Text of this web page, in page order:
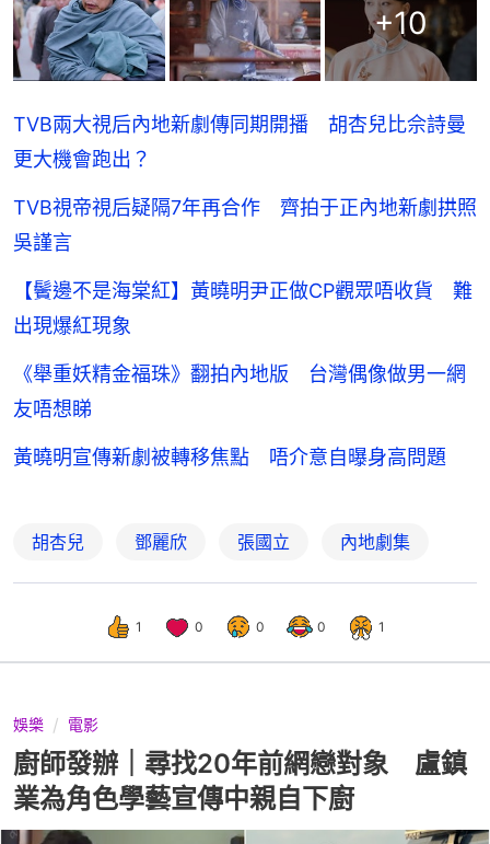
+10
TVB兩大視后內地新劇傳同期開播 胡杏兒比佘詩曼
更大機會跑出？
TVB視帝視后疑隔7年再合作 齊拍于正內地新劇拱照
吳謹言
【鬢邊不是海棠紅】黃曉明尹正做CP觀眾唔收貨 難
出現爆紅現象
《舉重妖精金福珠》翻拍內地版 台灣偶像做男一網
友唔想睇
黃曉明宣傳新劇被轉移焦點 唔介意自曝身高問題
胡杏兒 鄧麗欣 張國立 內地劇集
1 0 0 0 1
娛樂 電影
廚師發辦｜尋找20年前網戀對象 盧鎮
業為角色學藝宣傳中親自下廚